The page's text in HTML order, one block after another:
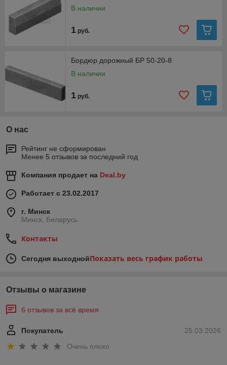
В наличии
1 руб.
Бордюр дорожный БР 50-20-8
В наличии
1 руб.
О нас
Рейтинг не сформирован
Менее 5 отзывов за последний год
Компания продает на Deal.by
Работает с 23.02.2017
г. Минск
Минск, Беларусь
Контакты
Сегодня выходнойПоказать весь график работы
Отзывы о магазине
6 отзывов за всё время
25.03.2026
Покупатель
Очень плохо